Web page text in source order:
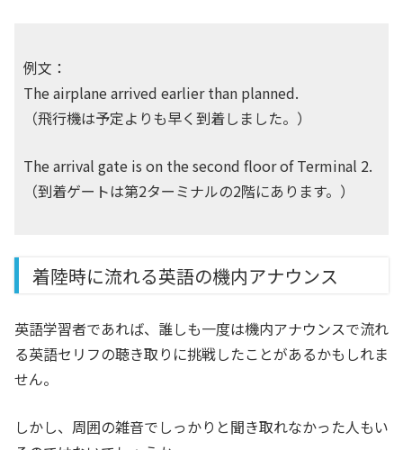
例文：
The airplane arrived earlier than planned.
（飛行機は予定よりも早く到着しました。）
The arrival gate is on the second floor of Terminal 2.
（到着ゲートは第2ターミナルの2階にあります。）
着陸時に流れる英語の機内アナウンス
英語学習者であれば、誰しも一度は機内アナウンスで流れ
る英語セリフの聴き取りに挑戦したことがあるかもしれま
せん。
しかし、周囲の雑音でしっかりと聞き取れなかった人もい